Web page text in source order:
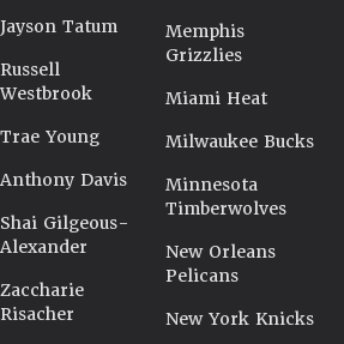
Jayson Tatum
Russell
Westbrook
Trae Young
Anthony Davis
Shai Gilgeous-
Alexander
Zaccharie
Risacher
Memphis
Grizzlies
Miami Heat
Milwaukee Bucks
Minnesota
Timberwolves
New Orleans
Pelicans
New York Knicks